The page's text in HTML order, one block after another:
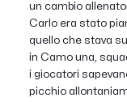
un cambio
Carlo era stato
quello che stava
in Camo una,
i giocatori
picchio